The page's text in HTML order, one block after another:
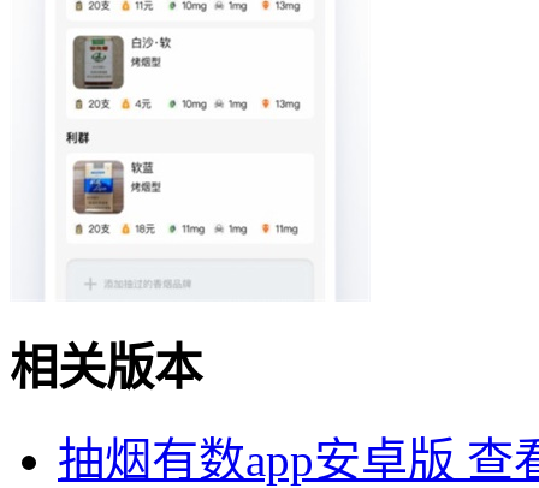
相关版本
抽烟有数app安卓版 查